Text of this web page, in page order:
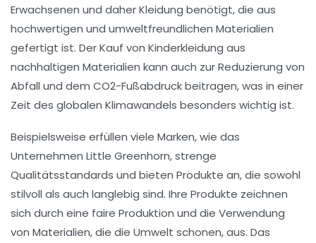
Erwachsenen und daher Kleidung benötigt, die aus
hochwertigen und umweltfreundlichen Materialien
gefertigt ist. Der Kauf von Kinderkleidung aus
nachhaltigen Materialien kann auch zur Reduzierung von
Abfall und dem CO2-Fußabdruck beitragen, was in einer
Zeit des globalen Klimawandels besonders wichtig ist.
Beispielsweise erfüllen viele Marken, wie das
Unternehmen Little Greenhorn, strenge
Qualitätsstandards und bieten Produkte an, die sowohl
stilvoll als auch langlebig sind. Ihre Produkte zeichnen
sich durch eine faire Produktion und die Verwendung
von Materialien, die die Umwelt schonen, aus. Das